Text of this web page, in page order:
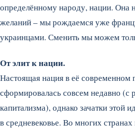
определённому народу, нации. Она
желаний – мы рождаемся уже
украинцами. Сменить мы можем
От элит к нации.
Настоящая нация в её современном
сформировалась совсем недавно (с
капитализма), однако зачатки этой
в средневековье. Во многих странах